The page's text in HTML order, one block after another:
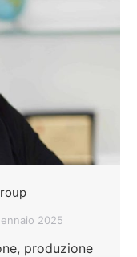
2025
produzione